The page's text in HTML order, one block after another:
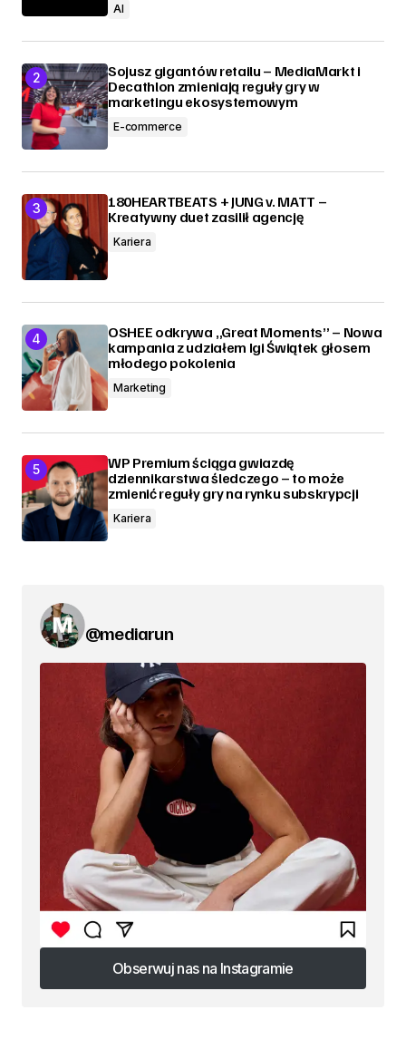
AI
Sojusz gigantów retailu – MediaMarkt i
Decathlon zmieniają reguły gry w
marketingu ekosystemowym
E-commerce
180HEARTBEATS + JUNG v. MATT –
Kreatywny duet zasilił agencję
Kariera
OSHEE odkrywa „Great Moments” – Nowa
kampania z udziałem Igi Świątek głosem
młodego pokolenia
Marketing
WP Premium ściąga gwiazdę
dziennikarstwa śledczego – to może
zmienić reguły gry na rynku subskrypcji
Kariera
@mediarun
Obserwuj nas na Instagramie
Obserwuj nas na Instagramie